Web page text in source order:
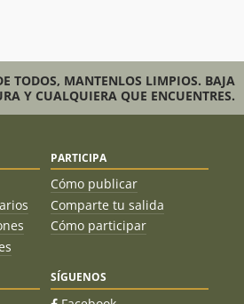
TODOS, MANTENLOS LIMPIOS. BAJA
Y CUALQUIERA QUE ENCUENTRES.
PARTICIPA
Cómo publicar
Comparte tu salida
Cómo participar
SÍGUENOS